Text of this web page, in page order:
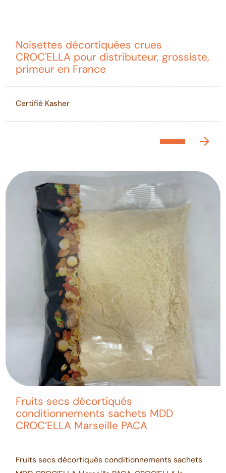
Noisettes décortiquées crues
CROC'ELLA pour distributeur, grossiste,
primeur en France
Certifié Kasher
Fruits secs décortiqués
conditionnements sachets MDD
CROC’ELLA Marseille PACA
Fruits secs décortiqués conditionnements sachets